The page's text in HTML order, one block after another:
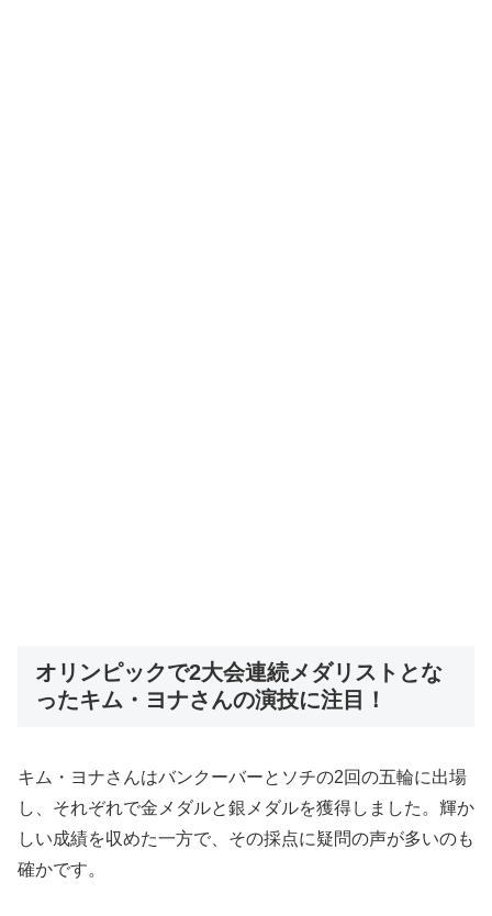
オリンピックで2大会連続メダリストとな
ったキム・ヨナさんの演技に注目！
キム・ヨナさんはバンクーバーとソチの2回の五輪に出場
し、それぞれで金メダルと銀メダルを獲得しました。輝か
しい成績を収めた一方で、その採点に疑問の声が多いのも
確かです。